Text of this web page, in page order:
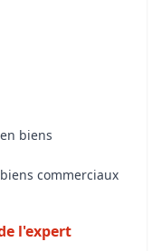
biens
commerciaux
l'expert